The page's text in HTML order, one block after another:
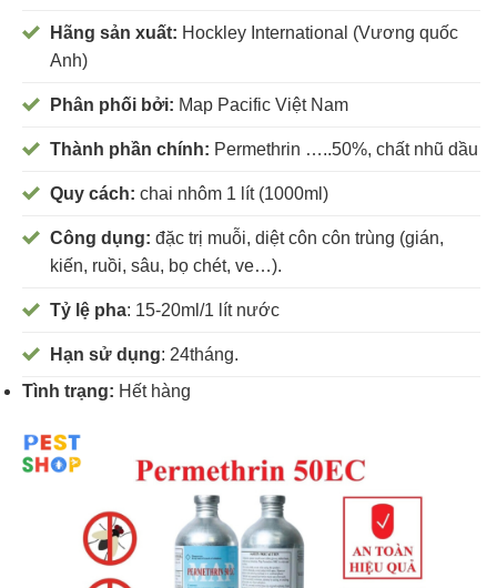
Hãng sản xuất: Hockley International (Vương quốc
Anh)
Phân phối bởi: Map Pacific Việt Nam
Thành phần chính: Permethrin …..50%, chất nhũ dầu
Quy cách: chai nhôm 1 lít (1000ml)
Công dụng: đặc trị muỗi, diệt côn côn trùng (gián,
kiến, ruồi, sâu, bọ chét, ve…).
Tỷ lệ pha: 15-20ml/1 lít nước
Hạn sử dụng: 24tháng.
Tình trạng: Hết hàng